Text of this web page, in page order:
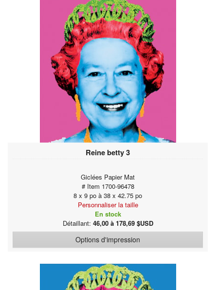
Reine betty 3
Giclées Papier Mat
# Item 1700-96478
8 x 9 po à 38 x 42.75 po
Personnaliser la taille
En stock
Détaillant: 46,00 à 178,69 $USD
Options d'impression